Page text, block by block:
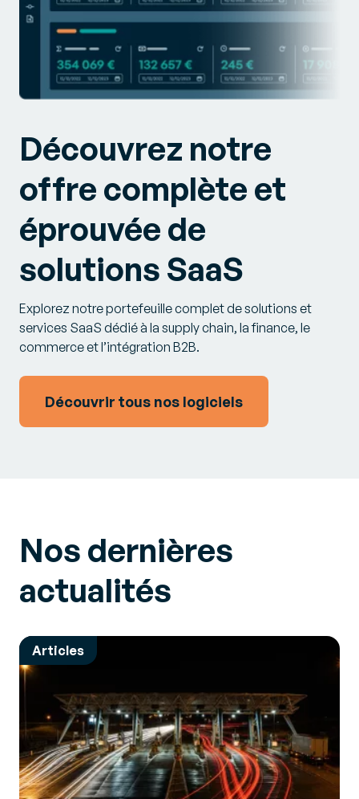
Découvrez notre
offre complète et
éprouvée de
solutions SaaS
Explorez notre portefeuille complet de solutions et
services SaaS dédié à la supply chain, la finance, le
commerce et l’intégration B2B.
Découvrir tous nos logiciels
Nos dernières
actualités
Articles